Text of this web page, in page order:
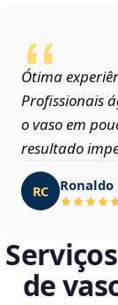
Ótima
Profissionais
o vaso em
resultado
RC Ronaldo
de